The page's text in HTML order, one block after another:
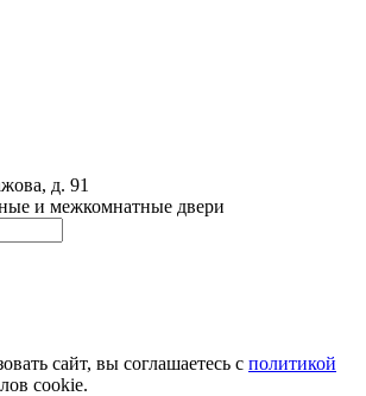
д. 91
и межкомнатные двери
сайт, вы соглашаетесь с политикой
cookie.